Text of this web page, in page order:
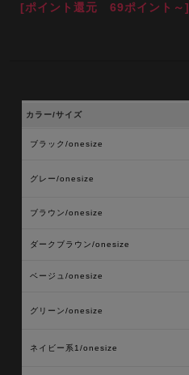
[ポイント還元 69ポイント～]
カラー/サイズ
ブラック/onesize
グレー/onesize
ブラウン/onesize
ダークブラウン/onesize
ベージュ/onesize
グリーン/onesize
ネイビー系1/onesize